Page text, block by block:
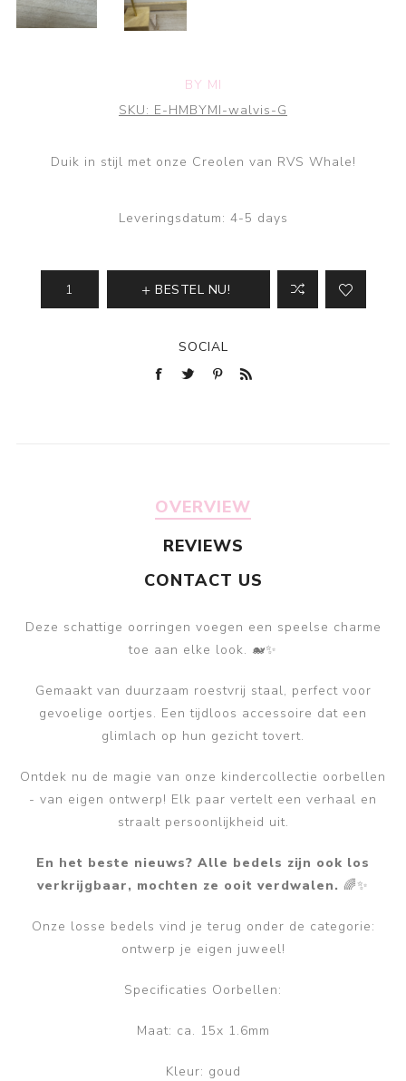
BY MI
SKU: E-HMBYMI-walvis-G
Duik in stijl met onze Creolen van RVS Whale!
Leveringsdatum: 4-5 days
BESTEL NU!
SOCIAL
OVERVIEW
REVIEWS
CONTACT US
Deze schattige oorringen voegen een speelse charme
toe aan elke look. 🐋✨
Gemaakt van duurzaam roestvrij staal, perfect voor
gevoelige oortjes. Een tijdloos accessoire dat een
glimlach op hun gezicht tovert.
Ontdek nu de magie van onze kindercollectie oorbellen
- van eigen ontwerp! Elk paar vertelt een verhaal en
straalt persoonlijkheid uit.
En het beste nieuws? Alle bedels zijn ook los
verkrijgbaar, mochten ze ooit verdwalen. 🌈✨
Onze losse bedels vind je terug onder de categorie:
ontwerp je eigen juweel!
Specificaties Oorbellen:
Maat: ca. 15x 1.6mm
Kleur: goud